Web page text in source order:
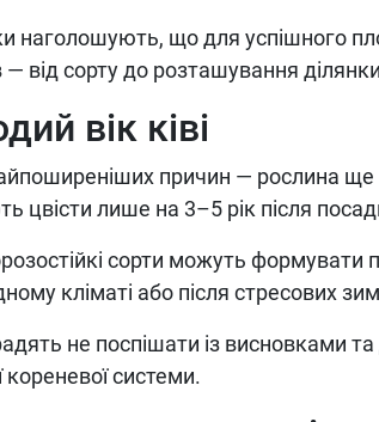
наголошують, що для успішного
— від сорту до розташування
вік ківі
причин — рослина ще
цвісти лише на 3–5 рік після
сорти можуть формувати
кліматі або після стресових
не поспішати із висновками
кореневої системи.